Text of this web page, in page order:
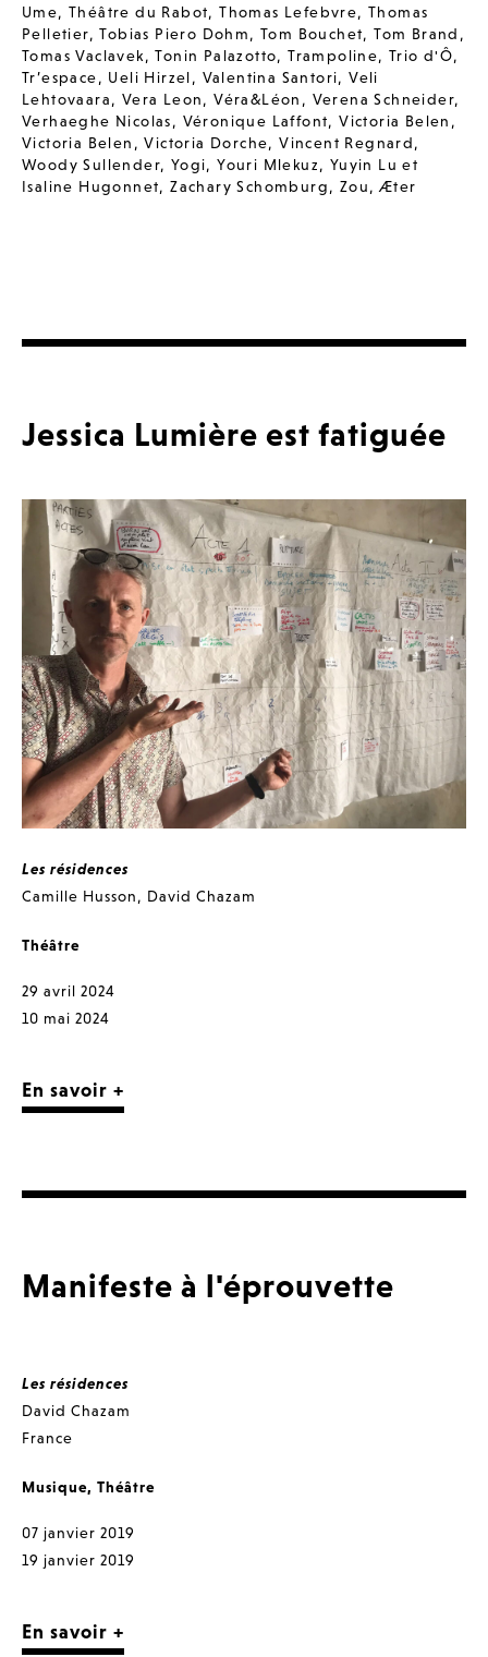
Ume,Théâtre du Rabot,Thomas Lefebvre,Thomas
Pelletier,Tobias Piero Dohm,Tom Bouchet,Tom Brand ,
Tomas Vaclavek,Tonin Palazotto,Trampoline,Trio d'Ô,
Tr’espace, Ueli Hirzel, Valentina Santori,Veli
Lehtovaara, Vera Leon,Véra&Léon , Verena Schneider,
Verhaeghe Nicolas, Véronique Laffont,Victoria Belen ,
Victoria Belen ,Victoria Dorche,Vincent Regnard,
Woody Sullender, Yogi,Youri Mlekuz, Yuyin Lu et
Isaline Hugonnet,Zachary Schomburg, Zou, Æter
Jessica Lumière est fatiguée
Les résidences
Camille Husson, David Chazam
Théâtre
29 avril 2024
10 mai 2024
En savoir +
Manifeste à l'éprouvette
Les résidences
David Chazam
France
Musique, Théâtre
07 janvier 2019
19 janvier 2019
En savoir +